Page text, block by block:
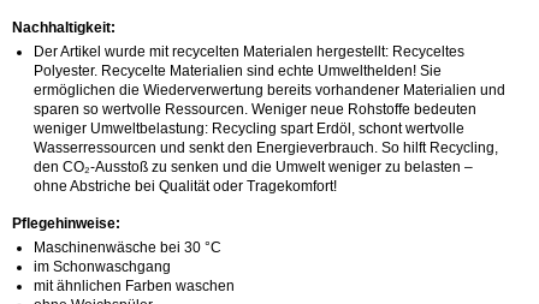
Nachhaltigkeit:
Der Artikel wurde mit recycelten Materialen hergestellt: Recyceltes
Polyester. Recycelte Materialien sind echte Umwelthelden! Sie
ermöglichen die Wiederverwertung bereits vorhandener Materialien und
sparen so wertvolle Ressourcen. Weniger neue Rohstoffe bedeuten
weniger Umweltbelastung: Recycling spart Erdöl, schont wertvolle
Wasserressourcen und senkt den Energieverbrauch. So hilft Recycling,
den CO₂-Ausstoß zu senken und die Umwelt weniger zu belasten –
ohne Abstriche bei Qualität oder Tragekomfort!
Pflegehinweise:
Maschinenwäsche bei 30 °C
im Schonwaschgang
mit ähnlichen Farben waschen